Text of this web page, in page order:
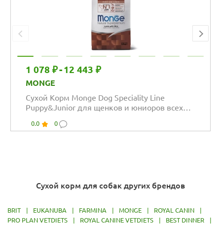
1 078 ₽-12 443 ₽
MONGE
Сухой Корм Monge Dog Speciality Line
Puppy&Junior для щенков и юниоров всех
0.0 0
Сухой корм для собак других брендов
BRIT EUKANUBA FARMINA MONGE ROYAL CANIN
PRO PLAN VETDIETS
ROYAL CANINE VETDIETS BEST DINNER